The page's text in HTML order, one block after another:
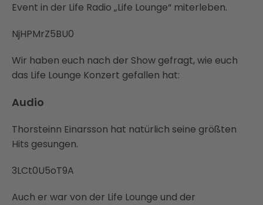
Event in der Life Radio „Life Lounge“ miterleben.
NjHPMrZ5BU0
Wir haben euch nach der Show gefragt, wie euch
das Life Lounge Konzert gefallen hat:
Audio
Thorsteinn Einarsson hat natürlich seine größten
Hits gesungen.
3LCt0U5oT9A
Auch er war von der Life Lounge und der